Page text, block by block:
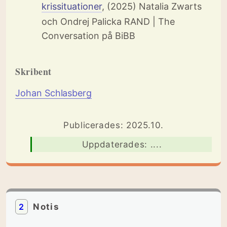
krissituationer, (2025) Natalia Zwarts
och Ondrej Palicka RAND | The
Conversation på BiBB
Skribent
Johan Schlasberg
Publicerades: 2025.10.
Uppdaterades: ....
2 Notis